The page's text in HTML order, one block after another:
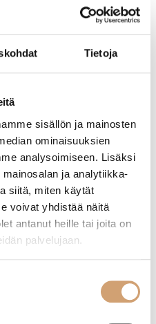
Tietoja
sisällön ja mainosten
ominaisuuksien
analysoimiseen. Lisäksi
ja analytiikka-
siitä, miten käytät
voivat yhdistää näitä
antanut heille tai joita on
palvelujaan.
Yaxell Super Gou Kiritsuke kokkiveitsi 20cm
469,00€
Heti saatavilla verkkokaupasta